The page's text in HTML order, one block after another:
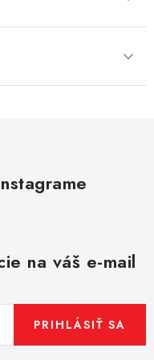
na váš e-mail
PRIHLÁSIŤ SA